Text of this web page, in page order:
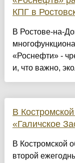
КПГ в
В Ростове-на-
«Роснефти» -
и, что важно,
В
«Галичское
В Костромской
второй